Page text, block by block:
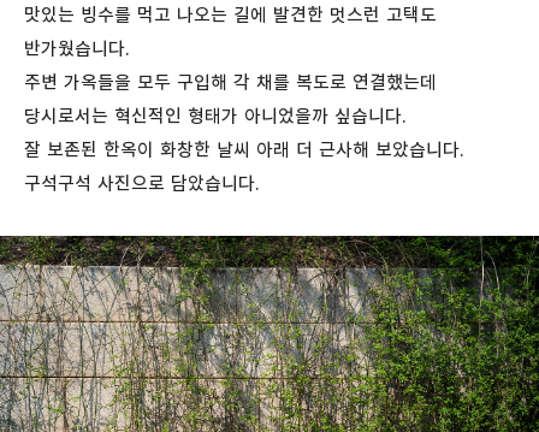
맛있는 빙수를 먹고 나오는 길에 발견한 멋스런 고택도
반가웠습니다.
주변 가옥들을 모두 구입해 각 채를 복도로 연결했는데
당시로서는 혁신적인 형태가 아니었을까 싶습니다.
잘 보존된 한옥이 화창한 날씨 아래 더 근사해 보았습니다.
구석구석 사진으로 담았습니다.